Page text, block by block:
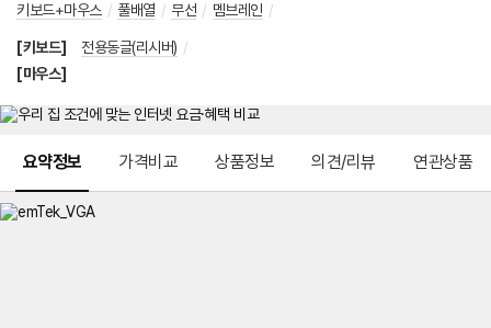
키보드+마우스 / 풀배열 / 무선 / 멤브레인 /
[키보드] 전용동글(리시버) /
[마우스]
요약정보 가격비교 상품정보 의견/리뷰 연관상품